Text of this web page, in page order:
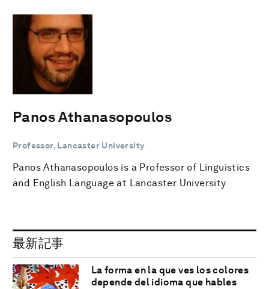
Panos Athanasopoulos
Professor, Lancaster University
Panos Athanasopoulos is a Professor of Linguistics
and English Language at Lancaster University
最新記事
La forma en la que ves los colores
depende del idioma que hables